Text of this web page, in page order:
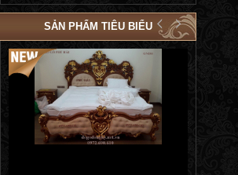
SẢN PHẨM TIÊU BIỂU